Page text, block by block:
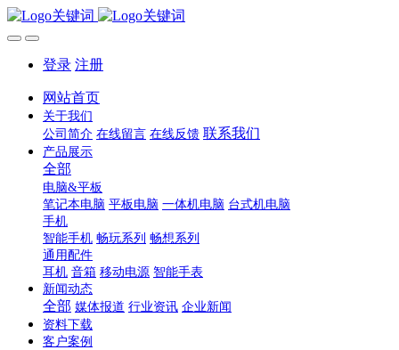
登录 注册
网站首页
关于我们
公司简介 在线留言 在线反馈 联系我们
产品展示
全部
电脑&平板
笔记本电脑 平板电脑 一体机电脑 台式机电脑
手机
智能手机 畅玩系列 畅想系列
通用配件
耳机 音箱 移动电源 智能手表
新闻动态
全部 媒体报道 行业资讯 企业新闻
资料下载
客户案例